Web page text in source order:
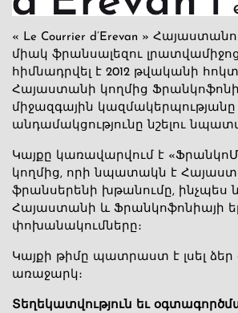
« Le Courrier d’Erevan »
միակ ֆրանսալեզու
հիմնադրվել է 2012 թվականի
Հայաստանի կողմից
միջազգային կազմակերպությանը
անդամակցությունը նշելու
Կայքը կառավարվում է
կողմից, որի նպատակն է
ֆրանսերենի խթանումը, ինչպես
Հայաստանի և Ֆրանկոֆոնիայի
փոխանակումները։
Կայքի թիմը պատրաստ է լսել
առաջարկ։
Տեղեկատվություն եւ